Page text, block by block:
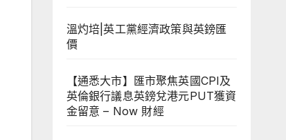
溫灼培|英工黨經濟政策與英鎊匯
價
【通悉大市】匯市聚焦英國CPI及
英倫銀行議息英鎊兌港元PUT獲資
金留意 – Now 財經